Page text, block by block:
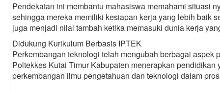
Pendekatan ini membantu mahasiswa memahami situasi
sehingga mereka memiliki kesiapan kerja yang lebih baik
juga menjadi nilai tambah ketika memasuki dunia kerja
Didukung Kurikulum Berbasis IPTEK
Perkembangan teknologi telah mengubah berbagai aspek
Poltekkes Kutai Timur Kabupaten menerapkan pendidikan
perkembangan ilmu pengetahuan dan teknologi dalam